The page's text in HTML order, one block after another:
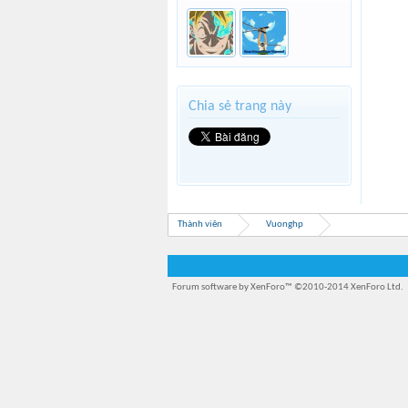
Chia sẻ trang này
Thành viên Vuonghp
Forum software by XenForo™ ©2010-2014 XenForo Ltd.